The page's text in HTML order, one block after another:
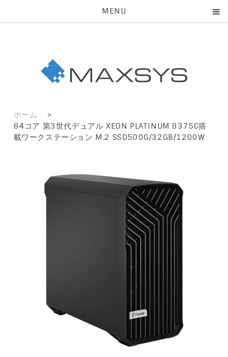
MENU
ホーム
>
64コア 第3世代デュアル XEON PLATINUM 8375C搭
載ワークステーション M.2 SSD500G/32GB/1200W